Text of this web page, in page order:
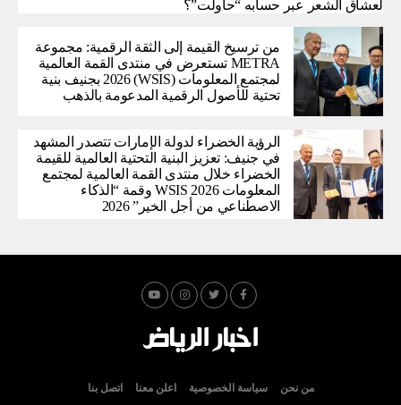
لعشاق الشعر عبر حسابه “حاولت”؟
من ترسيخ القيمة إلى الثقة الرقمية: مجموعة
METRA تستعرض في منتدى القمة العالمية
لمجتمع المعلومات (WSIS) 2026 بجنيف بنية
تحتية للأصول الرقمية المدعومة بالذهب
الرؤية الخضراء لدولة الإمارات تتصدر المشهد
في جنيف: تعزيز البنية التحتية العالمية للقيمة
الخضراء خلال منتدى القمة العالمية لمجتمع
المعلومات WSIS 2026 وقمة “الذكاء
الاصطناعي من أجل الخير” 2026
من نحن سياسة الخصوصية اعلن معنا اتصل بنا